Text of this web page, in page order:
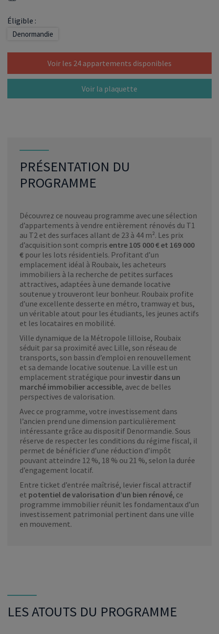
Éligible :
Denormandie
Voir les 24 appartements disponibles
Voir la plaquette
PRÉSENTATION DU
PROGRAMME
Découvrez ce nouveau programme avec une sélection
d’appartements à vendre entièrement rénovés du T1
au T2 et des surfaces allant de 23 à 44 m². Les prix
d’acquisition sont compris entre 105 000 € et 169 000
€ pour les lots résidentiels. Profitant d’un
emplacement idéal à Roubaix, les acheteurs
immobiliers à la recherche de petites surfaces
attractives, adaptées à une demande locative
soutenue y trouveront leur bonheur. Roubaix profite
d’une excellente desserte en métro, tramway et bus,
un véritable atout pour les étudiants, les jeunes actifs
et les locataires en mobilité.
Ville dynamique de la Métropole lilloise, Roubaix
séduit par sa proximité avec Lille, son réseau de
transports, son bassin d’emploi en renouvellement
et sa demande locative soutenue. La ville est un
emplacement stratégique pour investir dans un
marché immobilier accessible, avec de belles
perspectives de valorisation.
Avec ce programme, votre investissement dans
l’ancien prend une dimension particulièrement
intéressante grâce au dispositif Denormandie. Sous
réserve de respecter les conditions du régime fiscal, il
permet de bénéficier d’une réduction d’impôt
pouvant atteindre 12 %, 18 % ou 21 %, selon la durée
d’engagement locatif.
Entre ticket d’entrée maîtrisé, levier fiscal attractif
et potentiel de valorisation d’un bien rénové, ce
programme immobilier réunit les fondamentaux d’un
investissement patrimonial pertinent dans une ville
en mouvement.
LES ATOUTS DU PROGRAMME